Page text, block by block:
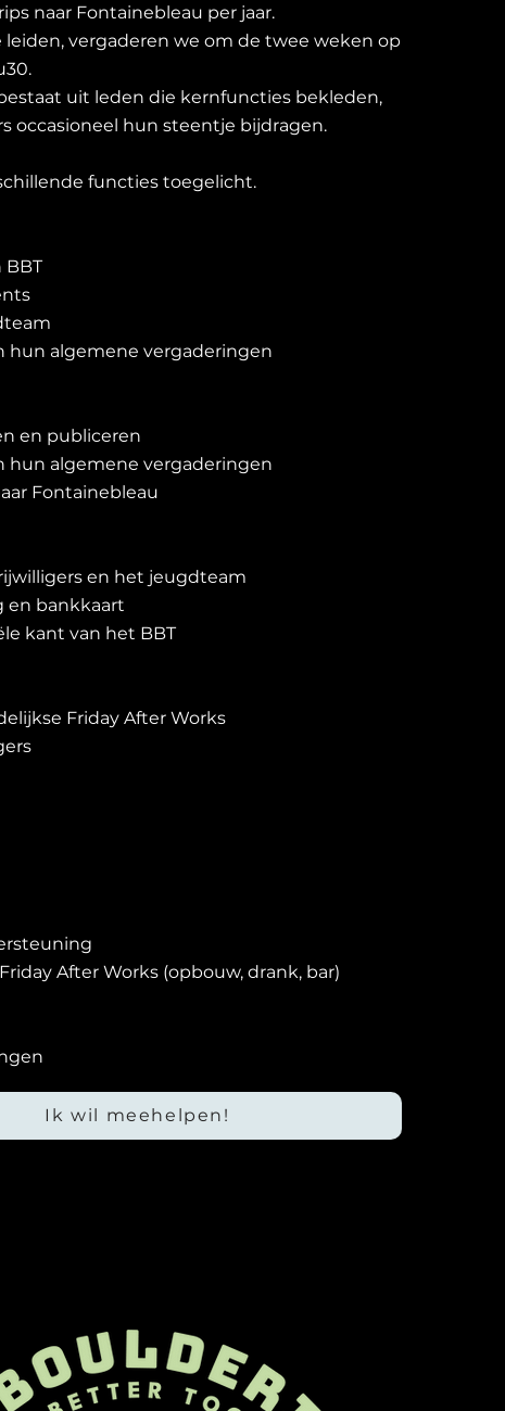
naar Fontainebleau per jaar.
vergaderen we om de twee weken op
uit leden die kernfuncties bekleden,
occasioneel hun steentje bijdragen.
functies toegelicht.
BBT
hun algemene vergaderingen
en publiceren
hun algemene vergaderingen
Fontainebleau
en het jeugdteam
en bankkaart
kant van het BBT
Friday After Works
After Works (opbouw, drank, bar)
Ik wil meehelpen!